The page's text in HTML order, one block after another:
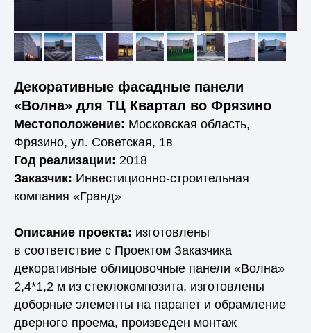
Декоративные фасадные панели
«Волна» для ТЦ Квартал во Фрязино
Местоположение: Московская область,
Фрязино, ул. Советская, 1в
Год реализации: 2018
Заказчик: Инвестиционно-строительная
компания «Гранд»
Описание проекта: изготовлены
в соответствие с Проектом Заказчика
декоративные облицовочные панели «Волна»
2,4*1,2 м из стеклокомпозита, изготовлены
доборные элементы на парапет и обрамление
дверного проема, произведен монтаж